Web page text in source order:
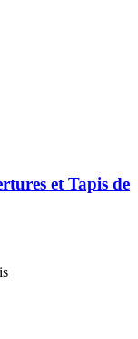
et Tapis de